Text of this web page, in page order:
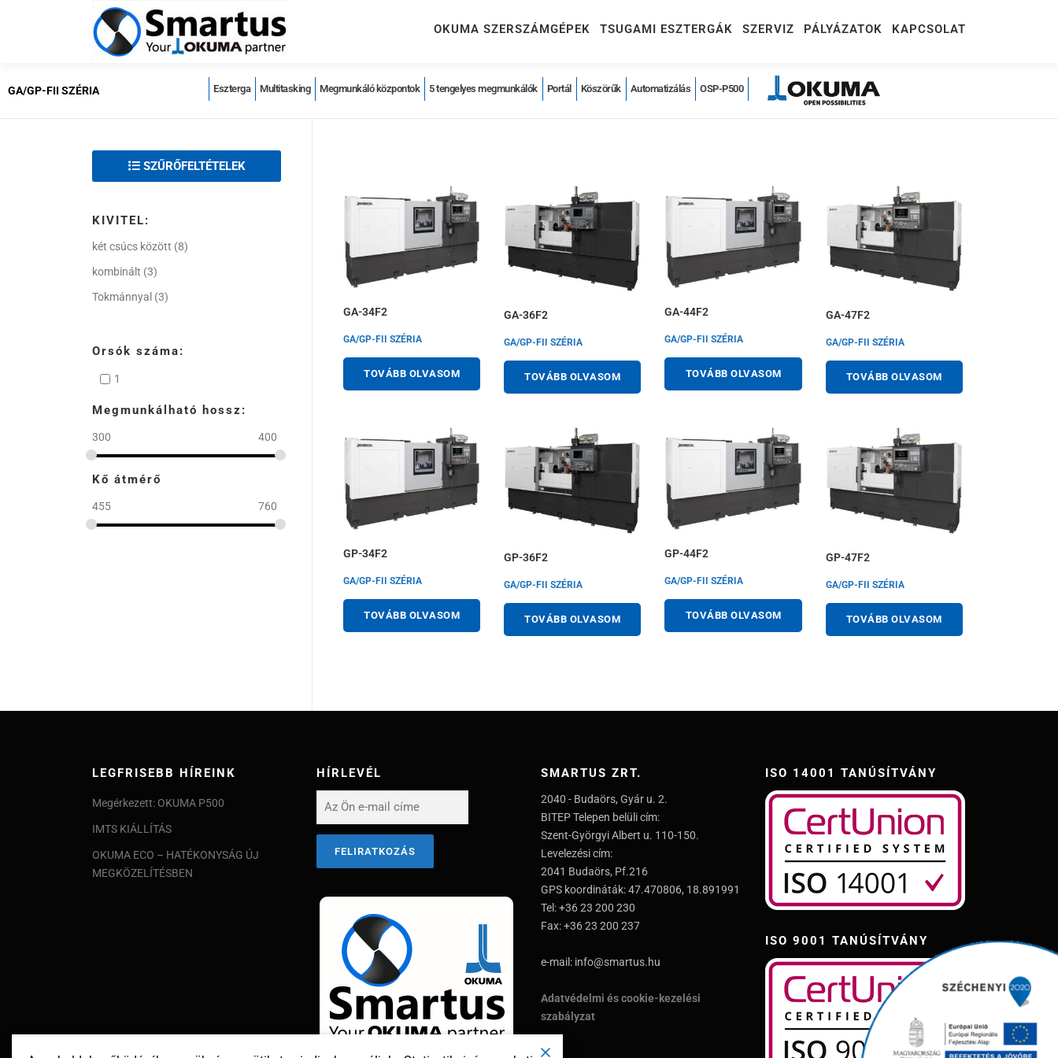
OKUMA SZERSZÁMGÉPEK TSUGAMI ESZTERGÁK SZERVIZ PÁLYÁZATOK KAPCSOLAT
GA/GP-FII SZÉRIA Eszterga Multitasking Megmunkáló központok 5 tengelyes megmunkálók Portál Köszörűk Automatizálás OSP-P500
GA-34F2
GA/GP-FII SZÉRIA
TOVÁBB OLVASOM
GA-36F2
GA/GP-FII SZÉRIA
TOVÁBB OLVASOM
GA-44F2
GA/GP-FII SZÉRIA
TOVÁBB OLVASOM
GA-47F2
GA/GP-FII SZÉRIA
TOVÁBB OLVASOM
GP-34F2
GA/GP-FII SZÉRIA
TOVÁBB OLVASOM
GP-36F2
GA/GP-FII SZÉRIA
TOVÁBB OLVASOM
GP-44F2
GA/GP-FII SZÉRIA
TOVÁBB OLVASOM
GP-47F2
GA/GP-FII SZÉRIA
TOVÁBB OLVASOM
SZŰRŐFELTÉTELEK
KIVITEL:
két csúcs között (8)
kombinált (3)
Tokmánnyal (3)
Orsók száma:
1
Megmunkálható hossz:
300 400
Kő átmérő
455 760
LEGFRISEBB HÍREINK
Megérkezett: OKUMA P500
IMTS KIÁLLÍTÁS
OKUMA ECO – HATÉKONYSÁG ÚJ
MEGKÖZELÍTÉSBEN
HÍRLEVÉL SMARTUS ZRT.
2040 - Budaörs, Gyár u. 2.
BITEP Telepen belüli cím:
Szent-Györgyi Albert u. 110-150.
Levelezési cím:
2041 Budaörs, Pf.216
GPS koordináták: 47.470806, 18.891991
Tel: +36 23 200 230
Fax: +36 23 200 237
e-mail: info@smartus.hu
Adatvédelmi és cookie-kezelési
szabályzat
ISO 14001 TANÚSÍTVÁNY
ISO 9001 TANÚSÍTVÁNY